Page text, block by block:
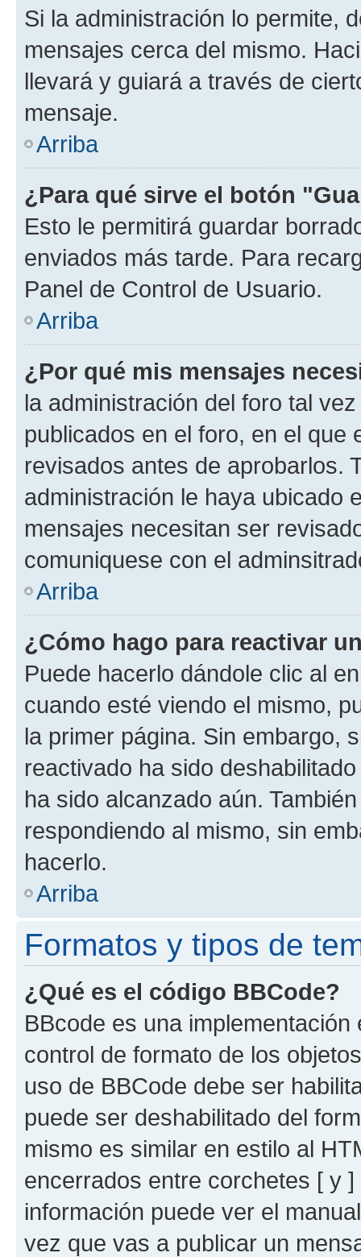
Si la administración lo permite,
mensajes cerca del mismo.
llevará y guiará a través de
mensaje.
Arriba
¿Para qué sirve el botón
Esto le permitirá guardar
enviados más tarde. Para
Panel de Control de Usuario.
Arriba
¿Por qué mis mensajes
la administración del foro tal
publicados en el foro, en el
revisados antes de aprobarlos.
administración le haya ubicado
mensajes necesitan ser
comuniquese con el
Arriba
¿Cómo hago para reactivar
Puede hacerlo dándole clic al
cuando esté viendo el mismo,
la primer página. Sin embargo,
reactivado ha sido
ha sido alcanzado aún.
respondiendo al mismo, sin
hacerlo.
Arriba
Formatos y tipos de
¿Qué es el código BBCode?
BBcode es una
control de formato de los
uso de BBCode debe ser
puede ser deshabilitado del
mismo es similar en estilo al
encerrados entre corchetes [ y
información puede ver el
vez que vas a publicar un